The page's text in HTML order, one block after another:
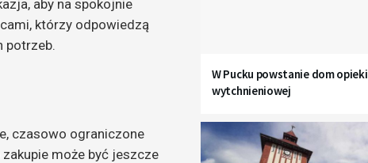
aby na spokojnie
którzy odpowiedzą
potrzeb.
czasowo ograniczone
może być jeszcze
W Pucku powstanie dom opieki
wytchnieniowej